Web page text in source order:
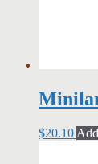
$20.10